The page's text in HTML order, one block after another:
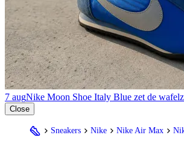
7 augNike Moon Shoe Italy Blue zet de
Close
Sneakers Nike Nike Air Max